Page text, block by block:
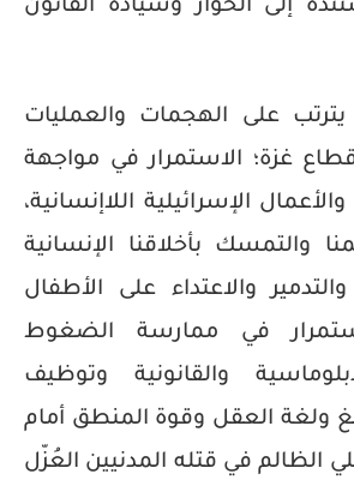
إلى الحوار وسيادة القانون
على الهجمات والعمليات
غزة؛ الاستمرار في مواجهة
الإسرائيلية اللاإنسانية،
والتمسك بأخلاقنا الإنسانية
والاعتداء على الأطفال
في ممارسة الضغوط
والقانونية وتوظيف
ولغة العقل وقوة المنطق أمام
الظالم في قتله المدنيين العُزّل